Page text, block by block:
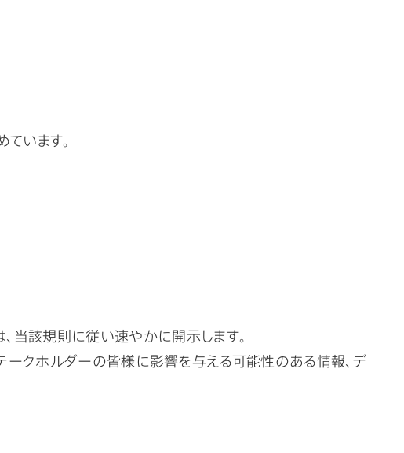
います。
当該規則に従い速やかに開示します。
クホルダーの皆様に影響を与える可能性のある情報、デ